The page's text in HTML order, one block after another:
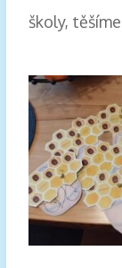
školy,